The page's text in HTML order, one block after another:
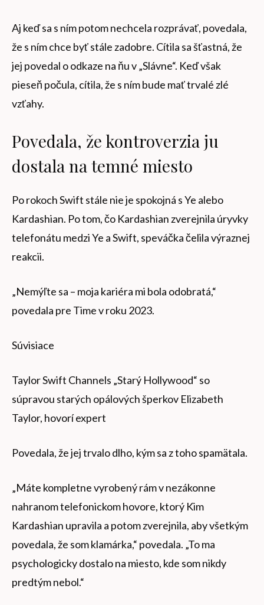
Aj keď sa s ním potom nechcela rozprávať, povedala,
že s ním chce byť stále zadobre. Cítila sa šťastná, že
jej povedal o odkaze na ňu v „Slávne“. Keď však
pieseň počula, cítila, že s ním bude mať trvalé zlé
vzťahy.
Povedala, že kontroverzia ju
dostala na temné miesto
Po rokoch Swift stále nie je spokojná s Ye alebo
Kardashian. Po tom, čo Kardashian zverejnila úryvky
telefonátu medzi Ye a Swift, speváčka čelila výraznej
reakcii.
„Nemýľte sa – moja kariéra mi bola odobratá,“
povedala pre Time v roku 2023.
Súvisiace
Taylor Swift Channels „Starý Hollywood“ so
súpravou starých opálových šperkov Elizabeth
Taylor, hovorí expert
Povedala, že jej trvalo dlho, kým sa z toho spamätala.
„Máte kompletne vyrobený rám v nezákonne
nahranom telefonickom hovore, ktorý Kim
Kardashian upravila a potom zverejnila, aby všetkým
povedala, že som klamárka,“ povedala. „To ma
psychologicky dostalo na miesto, kde som nikdy
predtým nebol.“